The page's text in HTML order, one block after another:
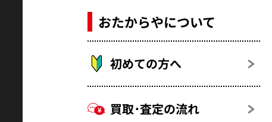
おたからやについて
初めての方へ
買取･査定の流れ